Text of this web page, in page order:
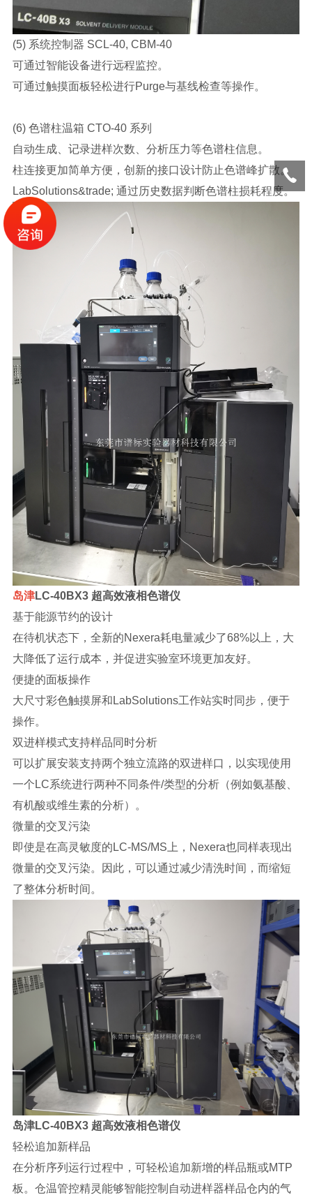
(5) 系统控制器 SCL-40, CBM-40
可通过智能设备进行远程监控。
可通过触摸面板轻松进行Purge与基线检查等操作。
(6) 色谱柱温箱 CTO-40 系列
自动生成、记录进样次数、分析压力等色谱柱信息。
柱连接更加简单方便，创新的接口设计防止色谱峰扩散。
LabSolutions&trade; 通过历史数据判断色谱柱损耗程度。
岛津LC-40BX3 超高效液相色谱仪
基于能源节约的设计
在待机状态下，全新的Nexera耗电量减少了68%以上，大
大降低了运行成本，并促进实验室环境更加友好。
便捷的面板操作
大尺寸彩色触摸屏和LabSolutions工作站实时同步，便于
操作。
双进样模式支持样品同时分析
可以扩展安装支持两个独立流路的双进样口，以实现使用
一个LC系统进行两种不同条件/类型的分析（例如氨基酸、
有机酸或维生素的分析）。
微量的交叉污染
即使是在高灵敏度的LC-MS/MS上，Nexera也同样表现出
微量的交叉污染。因此，可以通过减少清洗时间，而缩短
了整体分析时间。
岛津LC-40BX3 超高效液相色谱仪
轻松追加新样品
在分析序列运行过程中，可轻松追加新增的样品瓶或MTP
板。仓温管控精灵能够智能控制自动进样器样品仓内的气